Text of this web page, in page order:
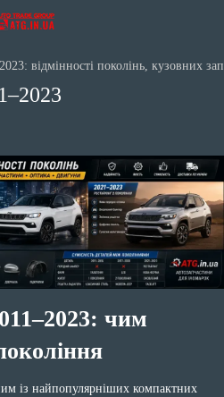
відмінності поколінь, кузовних
чим
із найпопулярніших компактних